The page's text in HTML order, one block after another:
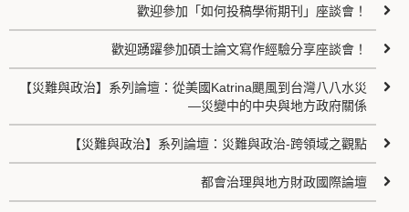
歡迎參加「如何投稿學術期刊」座談會！
歡迎踴躍參加碩士論文寫作經驗分享座談會！
【災難與政治】系列論壇：從美國Katrina颶風到台灣八八水災
—災變中的中央與地方政府關係
【災難與政治】系列論壇：災難與政治-跨領域之觀點
都會治理與地方財政國際論壇